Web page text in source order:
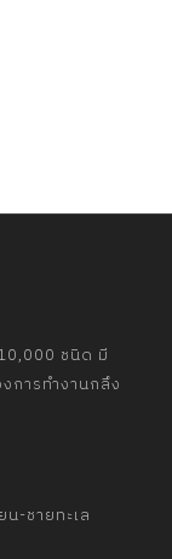
ชนิด มี
การทำงานกลึง
-ชายทะเล